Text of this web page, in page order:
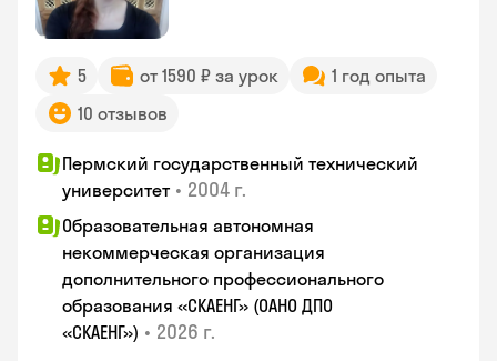
5 от 1590 ₽ за урок
1 год опыта
10 отзывов
Пермский государственный технический
университет • 2004 г.
Образовательная автономная
некоммерческая организация
дополнительного профессионального
образования «СКАЕНГ» (ОАНО ДПО
«СКАЕНГ») • 2026 г.